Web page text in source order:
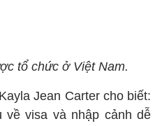
tổ chức ở Việt Nam.
Jean Carter cho biết:
về visa và nhập cảnh dễ